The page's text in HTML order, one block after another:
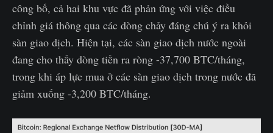
công bố, cả hai khu vực đã phản ứng với việc điều
chỉnh giá thông qua các dòng chảy đáng chú ý ra khỏi
sàn giao dịch. Hiện tại, các sàn giao dịch nước ngoài
đang cho thấy dòng tiền ra ròng -37,700 BTC/tháng,
trong khi áp lực mua ở các sàn giao dịch trong nước đã
giảm xuống -3,200 BTC/tháng.